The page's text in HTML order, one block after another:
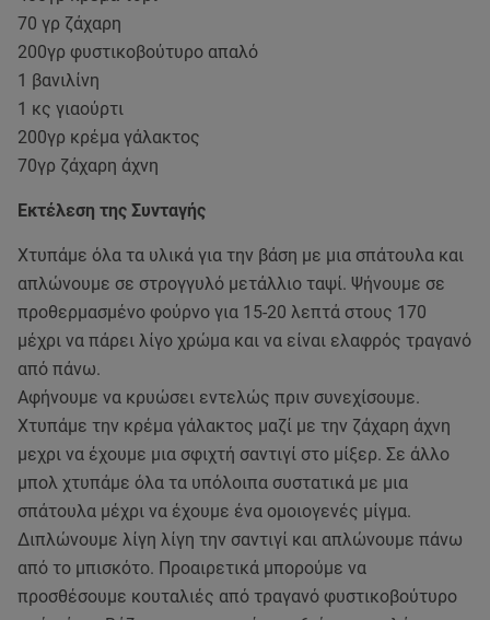
70 γρ ζάχαρη
200γρ φυστικοβούτυρο απαλό
1 βανιλίνη
1 κς γιαούρτι
200γρ κρέμα γάλακτος
70γρ ζάχαρη άχνη
Εκτέλεση της Συνταγής
Χτυπάμε όλα τα υλικά για την βάση με μια σπάτουλα και
απλώνουμε σε στρογγυλό μετάλλιο ταψί. Ψήνουμε σε
προθερμασμένο φούρνο για 15-20 λεπτά στους 170
μέχρι να πάρει λίγο χρώμα και να είναι ελαφρός τραγανό
από πάνω.
Αφήνουμε να κρυώσει εντελώς πριν συνεχίσουμε.
Χτυπάμε την κρέμα γάλακτος μαζί με την ζάχαρη άχνη
μεχρι να έχουμε μια σφιχτή σαντιγί στο μίξερ. Σε άλλο
μπολ χτυπάμε όλα τα υπόλοιπα συστατικά με μια
σπάτουλα μέχρι να έχουμε ένα ομοιογενές μίγμα.
Διπλώνουμε λίγη λίγη την σαντιγί και απλώνουμε πάνω
από το μπισκότο. Προαιρετικά μπορούμε να
προσθέσουμε κουταλιές από τραγανό φυστικοβούτυρο